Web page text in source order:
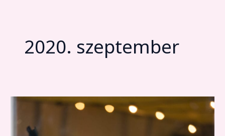
2020. szeptember
Hétvégén